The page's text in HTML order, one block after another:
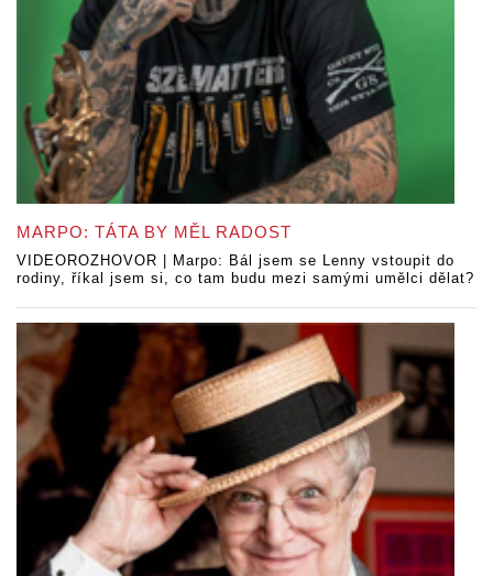
MARPO: TÁTA BY MĚL RADOST
VIDEOROZHOVOR | Marpo: Bál jsem se Lenny vstoupit do
rodiny, říkal jsem si, co tam budu mezi samými umělci dělat?